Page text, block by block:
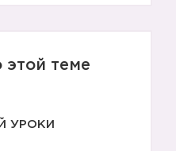
этой теме
УРОКИ